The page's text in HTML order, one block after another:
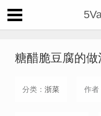
糖醋脆豆腐的做
分类： 浙菜 作者